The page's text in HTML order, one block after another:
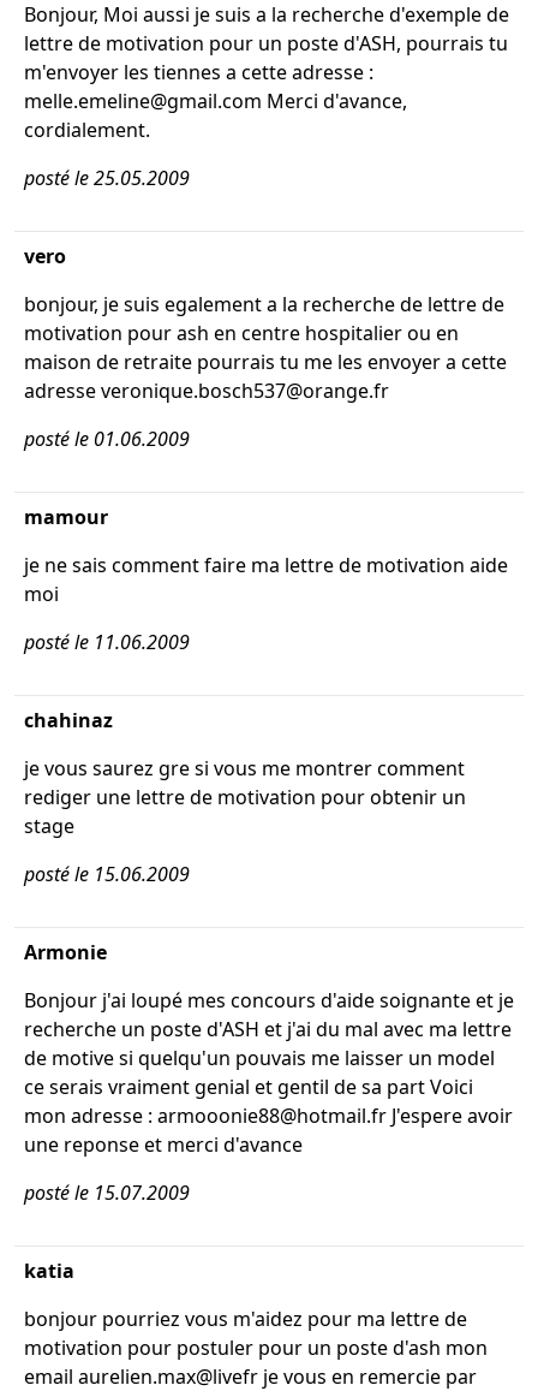
Bonjour, Moi aussi je suis a la recherche d'exemple de
lettre de motivation pour un poste d'ASH, pourrais tu
m'envoyer les tiennes a cette adresse :
melle.emeline@gmail.com Merci d'avance,
cordialement.
posté le 25.05.2009
vero
bonjour, je suis egalement a la recherche de lettre de
motivation pour ash en centre hospitalier ou en
maison de retraite pourrais tu me les envoyer a cette
adresse veronique.bosch537@orange.fr
posté le 01.06.2009
mamour
je ne sais comment faire ma lettre de motivation aide
moi
posté le 11.06.2009
chahinaz
je vous saurez gre si vous me montrer comment
rediger une lettre de motivation pour obtenir un
stage
posté le 15.06.2009
Armonie
Bonjour j'ai loupé mes concours d'aide soignante et je
recherche un poste d'ASH et j'ai du mal avec ma lettre
de motive si quelqu'un pouvais me laisser un model
ce serais vraiment genial et gentil de sa part Voici
mon adresse : armooonie88@hotmail.fr J'espere avoir
une reponse et merci d'avance
posté le 15.07.2009
katia
bonjour pourriez vous m'aidez pour ma lettre de
motivation pour postuler pour un poste d'ash mon
email aurelien.max@livefr je vous en remercie par